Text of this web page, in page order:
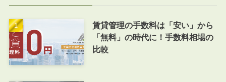
賃貸管理の手数料は「安い」から
「無料」の時代に！手数料相場の
比較